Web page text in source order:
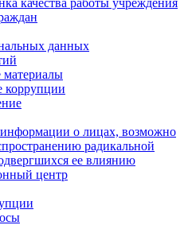
качества работы учреждения
данных
материалы
коррупции
о лицах, возможно
радикальной
ее влиянию
центр